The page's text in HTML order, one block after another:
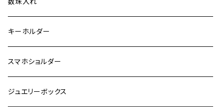
キーホルダー
スマホショルダー
ジュエリーボックス